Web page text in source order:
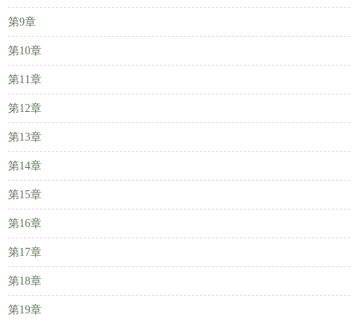
第9章
第10章
第11章
第12章
第13章
第14章
第15章
第16章
第17章
第18章
第19章